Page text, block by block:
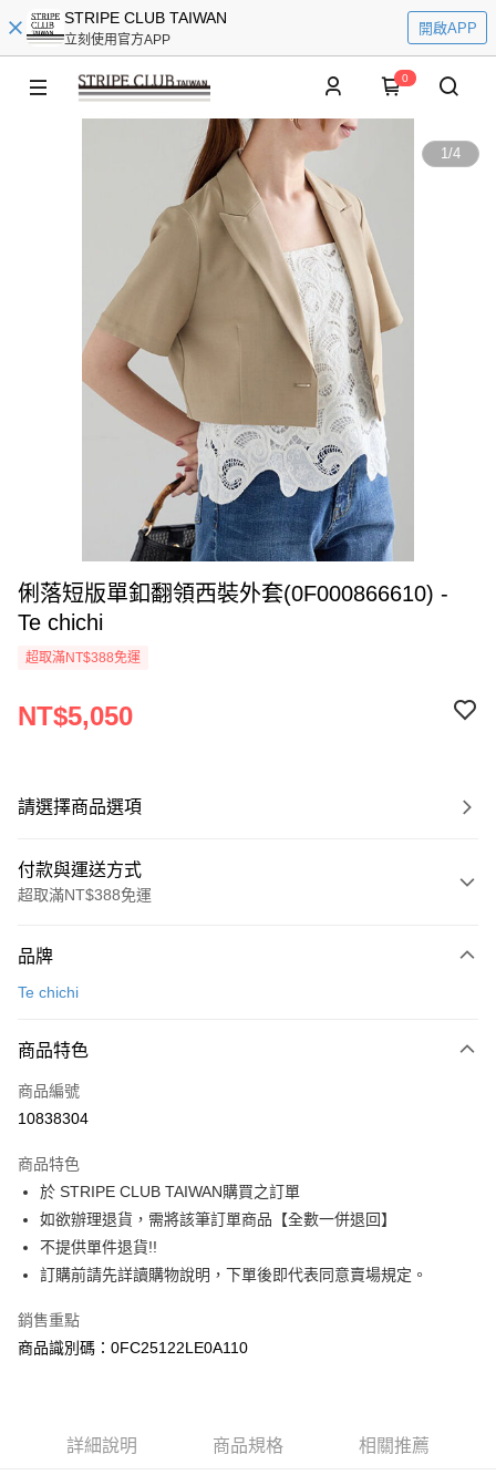
STRIPE CLUB TAIWAN
立刻使用官方APP
開啟APP
0
1/4
俐落短版單釦翻領西裝外套(0F000866610) -
Te chichi
超取滿NT$388免運
NT$5,050
請選擇商品選項
付款與運送方式
超取滿NT$388免運
信用卡一次付款
3 期 0 利率 每期
合作金庫商業銀行
上海商業儲蓄銀行
臺灣中小企業銀行
匯豐（台灣）商業銀行
華泰商業銀行
聯邦商業銀行
遠東國際商業銀行
元大商業銀行
玉山商業銀行
星展（台灣）商業銀行
台灣樂天信用卡公司
超商取貨付款
LINE Pay
Apple Pay
街口支付
悠遊付
大哥付你分期
相關說明
流程，驗證手機門號後，選擇欲分期的期數、繳款截止日，確認付款後即完
【關於「AFTEE先享後付」】
品牌
Te chichi
商品特色
商品編號
10838304
商品特色
於 STRIPE CLUB TAIWAN購買之訂單
如欲辦理退貨，需將該筆訂單商品【全數一併退回】
不提供單件退貨!!
訂購前請先詳讀購物說明，下單後即代表同意賣場規定。
銷售重點
商品識別碼：0FC25122LE0A110
詳細說明 商品規格 相關推薦